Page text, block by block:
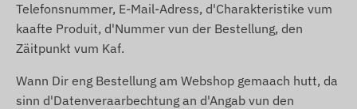
Telefonsnummer, E-Mail-Adress, d'Charakteristike vum
kaafte Produit, d'Nummer vun der Bestellung, den
Zäitpunkt vum Kaf.
Wann Dir eng Bestellung am Webshop gemaach hutt, da
sinn d'Datenveraarbechtung an d'Angab vun den